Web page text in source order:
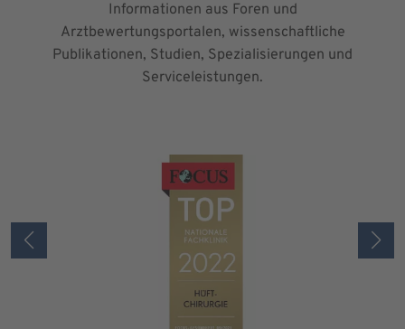
Informationen aus Foren und
Arztbewertungsportalen, wissenschaftliche
Publikationen, Studien, Spezialisierungen und
Serviceleistungen.